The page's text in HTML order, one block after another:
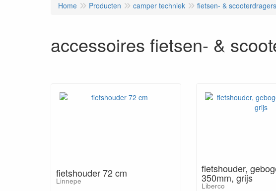
Home Producten camper techniek fietsen- & scooterdragers
accessoires fietsen- &
fietshouder 72 cm
Linnepe
fietshouder,
350mm, grijs
Liberco